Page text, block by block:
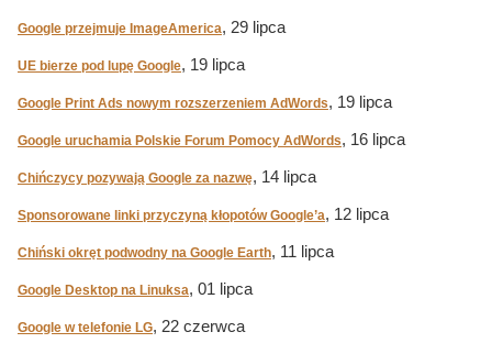
Google przejmuje ImageAmerica, 29 lipca
UE bierze pod lupę Google, 19 lipca
Google Print Ads nowym rozszerzeniem AdWords, 19 lipca
Google uruchamia Polskie Forum Pomocy AdWords, 16 lipca
Chińczycy pozywają Google za nazwę, 14 lipca
Sponsorowane linki przyczyną kłopotów Google’a, 12 lipca
Chiński okręt podwodny na Google Earth, 11 lipca
Google Desktop na Linuksa, 01 lipca
Google w telefonie LG, 22 czerwca